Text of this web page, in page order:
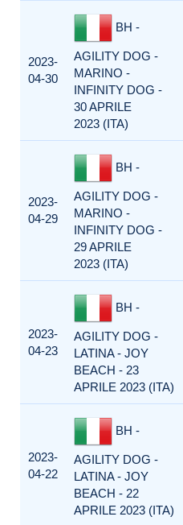
2023-
04-30
BH -
AGILITY DOG -
MARINO -
INFINITY DOG -
30 APRILE
2023 (ITA)
2023-
04-29
BH -
AGILITY DOG -
MARINO -
INFINITY DOG -
29 APRILE
2023 (ITA)
2023-
04-23
BH -
AGILITY DOG -
LATINA - JOY
BEACH - 23
APRILE 2023 (ITA)
2023-
04-22
BH -
AGILITY DOG -
LATINA - JOY
BEACH - 22
APRILE 2023 (ITA)